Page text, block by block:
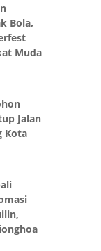
Bola,
Muda
Jalan
Kota